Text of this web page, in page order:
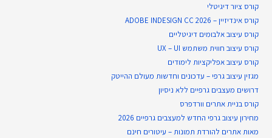
קורס ציור דיגיטלי
קורס אינדיזיין – ADOBE INDESIGN CC 2026
קורס עיצוב אלבומים דיגיטליים
קורס עיצוב חווית משתמש UX – UI
קורס עיצוב אפליקציות לימודים
מגזין עיצוב גרפי – עדכונים וחדשות מעולם ההייטק
דרושים מעצבים גרפיים ללא ניסיון
קורס בניית אתרים וורדפרס
מחירון עיצוב גרפי החדש למעצבים גרפיים 2026
מאות אתרים להורדת תמונות – עיטורים חינם